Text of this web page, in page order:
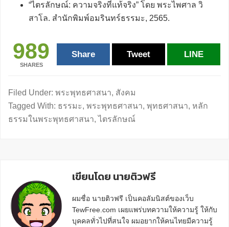
“ไตรลักษณ์: ความจริงที่แท้จริง” โดย พระไพศาล วิ
สาโล. สำนักพิมพ์อมรินทร์ธรรมะ, 2565.
989
SHARES
Share Tweet LINE
Filed Under: พระพุทธศาสนา, สังคม
Tagged With: ธรรมะ, พระพุทธศาสนา, พุทธศาสนา, หลัก
ธรรมในพระพุทธศาสนา,ไตรลักษณ์
เขียนโดย นายติวฟรี
ผมชื่อ นายติวฟรี เป็นคอลัมนิสต์ของเว็บ
TewFree.com เผยแพร่บทความให้ความรู้ ให้กับ
บุคคลทั่วไปที่สนใจ ผมอยากให้คนไทยมีความรู้